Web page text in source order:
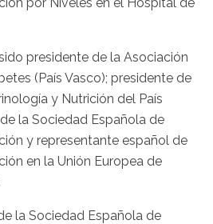
presidente de la Asociación
(País Vasco); presidente de
y Nutrición del País
la Sociedad Española de
y representante español de
en la Unión Europea de
la Sociedad Española de